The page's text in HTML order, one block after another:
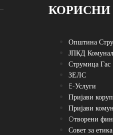
Општина
ЈПКД
Струмица Гас
ЗЕЛС
E-Услуги
Пријави
Пријави
Oтворени
Совет за